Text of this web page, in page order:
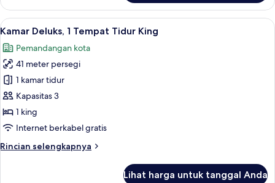
Kamar
Standar,
2
Tidur
Queen
Lihat
semua
foto
untuk
Kamar
Deluks,
1
Tempat
King
Kamar Deluks, 1 Tempat Tidur King
7
Kamar Deluks, 1 Tempat Tidur King
Pemandangan kota
41 meter persegi
1 kamar tidur
Kapasitas 3
1 king
Internet berkabel gratis
Rincian selengkapnya
Rincian
Lihat harga untuk tanggal Anda